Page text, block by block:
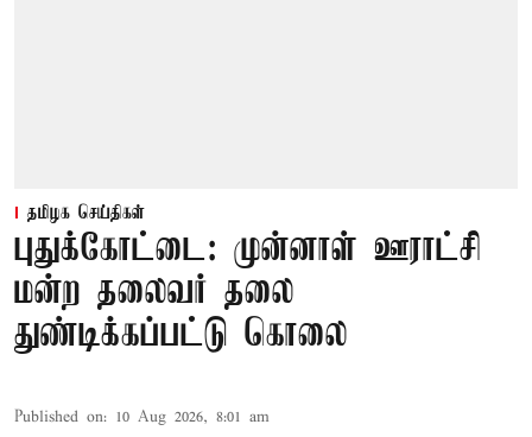
தமிழக செய்திகள்
புதுக்கோட்டை: முன்னாள் ஊராட்சி
மன்ற தலைவர் தலை
துண்டிக்கப்பட்டு கொலை
Published on: 10 Aug 2026, 8:01 am